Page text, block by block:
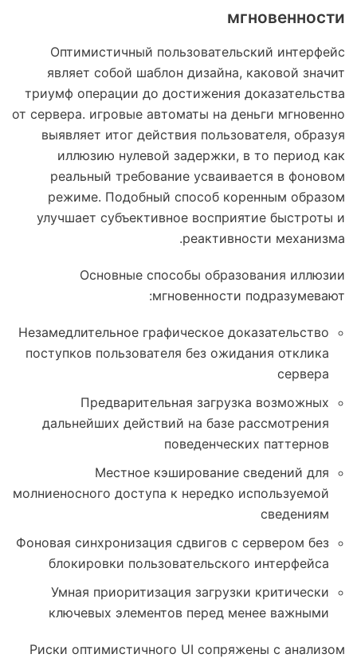
мгновенности
Оптимистичный пользовательский интерфейс
являет собой шаблон дизайна, каковой значит
триумф операции до достижения доказательства
от сервера. игровые автоматы на деньги мгновенно
выявляет итог действия пользователя, образуя
иллюзию нулевой задержки, в то период как
реальный требование усваивается в фоновом
режиме. Подобный способ коренным образом
улучшает субъективное восприятие быстроты и
реактивности механизма.
Основные способы образования иллюзии
мгновенности подразумевают:
Незамедлительное графическое доказательство
поступков пользователя без ожидания отклика
сервера
Предварительная загрузка возможных
дальнейших действий на базе рассмотрения
поведенческих паттернов
Местное кэширование сведений для
молниеносного доступа к нередко используемой
сведениям
Фоновая синхронизация сдвигов с сервером без
блокировки пользовательского интерфейса
Умная приоритизация загрузки критически
ключевых элементов перед менее важными
Риски оптимистичного UI сопряжены с анализом